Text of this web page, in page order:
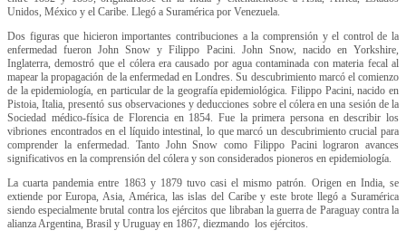
Unidos, México y el Caribe. Llegó a Suramérica por Venezuela.
Dos figuras que hicieron importantes contribuciones a la comprensión y el control de la
enfermedad fueron John Snow y Filippo Pacini. John Snow, nacido en Yorkshire,
Inglaterra, demostró que el cólera era causado por agua contaminada con materia fecal al
mapear la propagación de la enfermedad en Londres. Su descubrimiento marcó el comienzo
de la epidemiología, en particular de la geografía epidemiológica. Filippo Pacini, nacido en
Pistoia, Italia, presentó sus observaciones y deducciones sobre el cólera en una sesión de la
Sociedad médico-física de Florencia en 1854. Fue la primera persona en describir los
vibriones encontrados en el líquido intestinal, lo que marcó un descubrimiento crucial para
comprender la enfermedad. Tanto John Snow como Filippo Pacini lograron avances
significativos en la comprensión del cólera y son considerados pioneros en epidemiología.
La cuarta pandemia entre 1863 y 1879 tuvo casi el mismo patrón. Origen en India, se
extiende por Europa, Asia, América, las islas del Caribe y este brote llegó a Suramérica
siendo especialmente brutal contra los ejércitos que libraban la guerra de Paraguay contra la
alianza Argentina, Brasil y Uruguay en 1867, diezmando los ejércitos.